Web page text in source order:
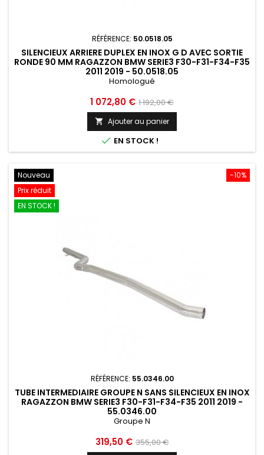
RÉFÉRENCE: 50.0518.05
SILENCIEUX ARRIERE DUPLEX EN INOX G D AVEC SORTIE
RONDE 90 MM RAGAZZON BMW SERIE3 F30-F31-F34-F35
2011 2019 - 50.0518.05
Homologué
Prix
1 072,80 € Prix
de
base
1 192,00 €
 Ajouter au panier
 EN STOCK !
-10%
Nouveau
Prix réduit
EN STOCK !
RÉFÉRENCE: 55.0346.00
TUBE INTERMEDIAIRE GROUPE N SANS SILENCIEUX EN INOX
RAGAZZON BMW SERIE3 F30-F31-F34-F35 2011 2019 -
55.0346.00
Groupe N
Prix
319,50 € Prix
355,00 €